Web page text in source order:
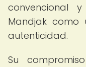
convencional
Mandjak
autenticidad.
Su